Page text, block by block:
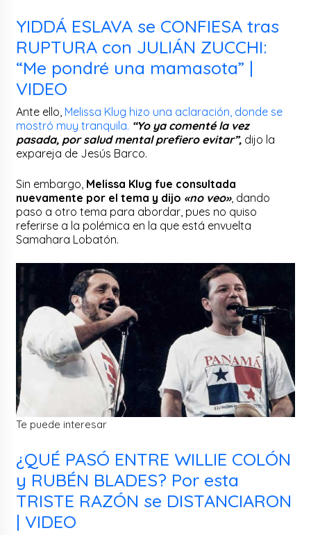
YIDDÁ ESLAVA se CONFIESA tras
RUPTURA con JULIÁN ZUCCHI:
“Me pondré una mamasota” |
VIDEO
Ante ello, Melissa Klug hizo una aclaración, donde se
mostró muy tranquila. “Yo ya comenté la vez
pasada, por salud mental prefiero evitar”, dijo la
expareja de Jesús Barco.
Sin embargo, Melissa Klug fue consultada
nuevamente por el tema y dijo «no veo», dando
paso a otro tema para abordar, pues no quiso
referirse a la polémica en la que está envuelta
Samahara Lobatón.
Te puede interesar
¿QUÉ PASÓ ENTRE WILLIE COLÓN
y RUBÉN BLADES? Por esta
TRISTE RAZÓN se DISTANCIARON
| VIDEO